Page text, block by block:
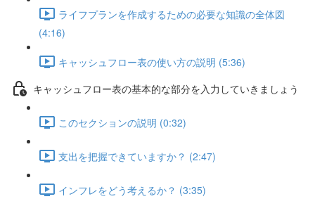
ライフプランを作成するための必要な知識の全体図
(4:16)
キャッシュフロー表の使い方の説明 (5:36)
キャッシュフロー表の基本的な部分を入力していきましょう
このセクションの説明 (0:32)
支出を把握できていますか？ (2:47)
インフレをどう考えるか？ (3:35)